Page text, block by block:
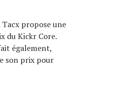
propose une
du Kickr Core.
également,
son prix pour